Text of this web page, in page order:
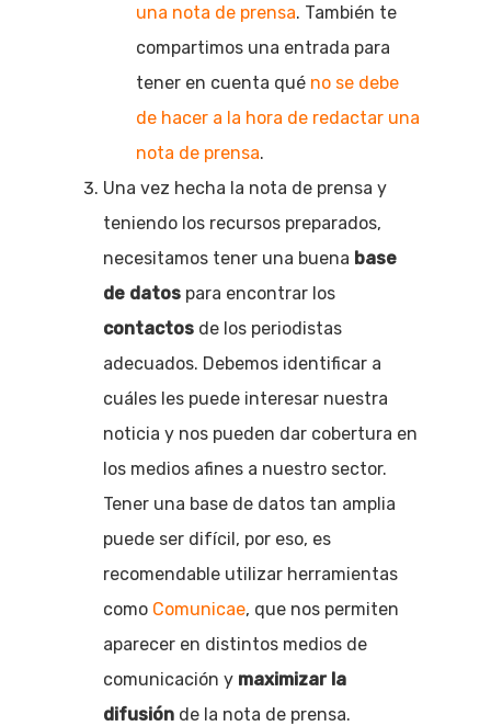
una nota de prensa. También te
compartimos una entrada para
tener en cuenta qué no se debe
de hacer a la hora de redactar una
nota de prensa.
Una vez hecha la nota de prensa y
teniendo los recursos preparados,
necesitamos tener una buena base
de datos para encontrar los
contactos de los periodistas
adecuados. Debemos identificar a
cuáles les puede interesar nuestra
noticia y nos pueden dar cobertura en
los medios afines a nuestro sector.
Tener una base de datos tan amplia
puede ser difícil, por eso, es
recomendable utilizar herramientas
como Comunicae, que nos permiten
aparecer en distintos medios de
comunicación y maximizar la
difusión de la nota de prensa.